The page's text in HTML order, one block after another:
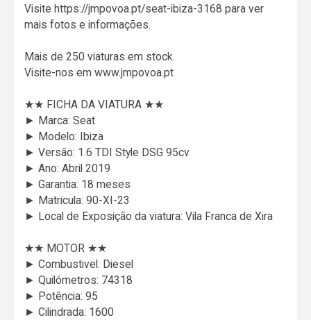
Visite https://jmpovoa.pt/seat-ibiza-3168 para ver
mais fotos e informações.
Mais de 250 viaturas em stock.
Visite-nos em www.jmpovoa.pt
★★ FICHA DA VIATURA ★★
► Marca: Seat
► Modelo: Ibiza
► Versão: 1.6 TDI Style DSG 95cv
► Ano: Abril 2019
► Garantia: 18 meses
► Matricula: 90-XI-23
► Local de Exposição da viatura: Vila Franca de Xira
★★ MOTOR ★★
► Combustivel: Diesel
► Quilómetros: 74318
► Potência: 95
► Cilindrada: 1600